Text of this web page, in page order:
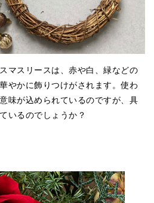
マスリースは、赤や白、緑などの
やかに飾りつけがされます。使わ
味が込められているのですが、具
いるのでしょうか？